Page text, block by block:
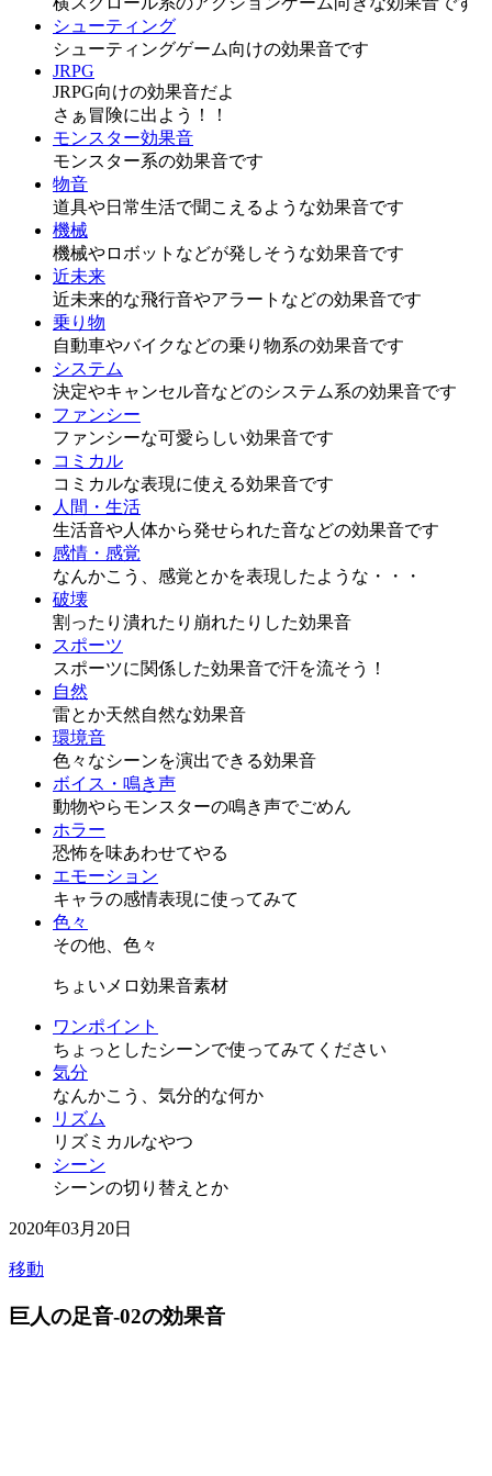
シューティング
シューティングゲーム向けの効果音です
JRPG
JRPG向けの効果音だよ
さぁ冒険に出よう！！
モンスター効果音
モンスター系の効果音です
物音
道具や日常生活で聞こえるような効果音です
機械
機械やロボットなどが発しそうな効果音です
近未来
近未来的な飛行音やアラートなどの効果音です
乗り物
自動車やバイクなどの乗り物系の効果音です
システム
決定やキャンセル音などのシステム系の効果音です
ファンシー
ファンシーな可愛らしい効果音です
コミカル
コミカルな表現に使える効果音です
人間・生活
生活音や人体から発せられた音などの効果音です
感情・感覚
なんかこう、感覚とかを表現したような・・・
破壊
割ったり潰れたり崩れたりした効果音
スポーツ
スポーツに関係した効果音で汗を流そう！
自然
雷とか天然自然な効果音
環境音
色々なシーンを演出できる効果音
ボイス・鳴き声
動物やらモンスターの鳴き声でごめん
ホラー
恐怖を味あわせてやる
エモーション
キャラの感情表現に使ってみて
色々
その他、色々
ちょいメロ効果音素材
ワンポイント
ちょっとしたシーンで使ってみてください
気分
なんかこう、気分的な何か
リズム
リズミカルなやつ
シーン
シーンの切り替えとか
2020年03月20日
移動
巨人の足音-02の効果音